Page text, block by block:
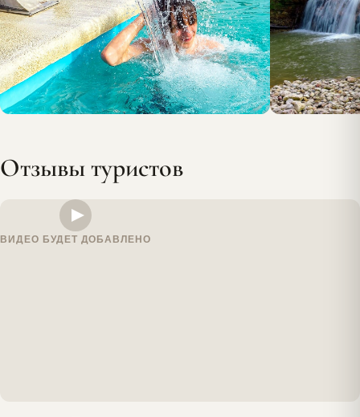
Отзывы туристов
ВИДЕО БУДЕТ ДОБАВЛЕНО